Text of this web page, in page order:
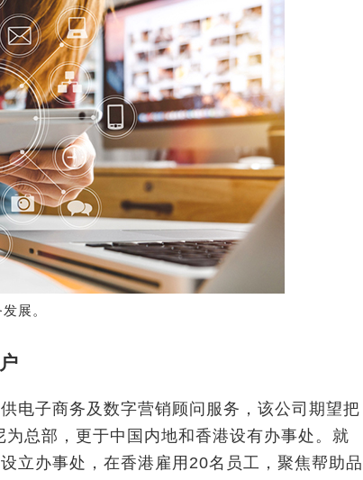
展。
电子商务及数字营销顾问服务，该公司期望把
总部，更于中国内地和香港设有办事处。就
立办事处，在香港雇用20名员工，聚焦帮助品